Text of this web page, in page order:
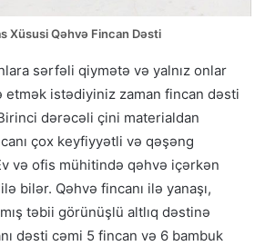
Xüsusi Qəhvə Fincan Dəsti
sərfəli qiymətə və yalnız onlar
etmək istədiyiniz zaman fincan dəsti
dərəcəli çini materialdan
çox keyfiyyətli və qəşəng
və ofis mühitində qəhvə içərkən
bilər. Qəhvə fincanı ilə yanaşı,
təbii görünüşlü altlıq dəstinə
dəsti cəmi 5 fincan və 6 bambuk